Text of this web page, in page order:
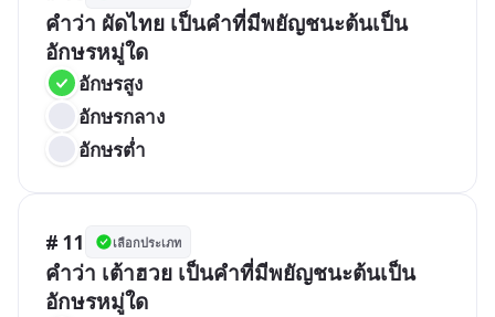
คำว่า ผัดไทย เป็นคำที่มีพยัญชนะต้นเป็น
อักษรหมู่ใด
อักษรสูง
อักษรกลาง
อักษรต่ำ
# 11 เลือกประเภท
คำว่า เต้าฮวย เป็นคำที่มีพยัญชนะต้นเป็น
อักษรหมู่ใด